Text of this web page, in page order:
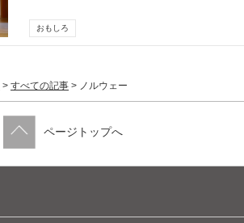
おもしろ
> すべての記事 > ノルウェー
ページトップへ